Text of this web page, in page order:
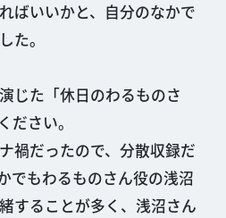
ばいいかと、自分のなかで
た。
た「休日のわるものさ
ださい。
だったので、分散収録だ
でもわるものさん役の浅沼
することが多く、浅沼さん